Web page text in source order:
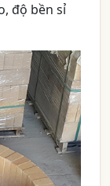
độ bền sỉ